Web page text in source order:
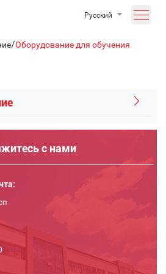
Русский
/Оборудование для обучения
с нами